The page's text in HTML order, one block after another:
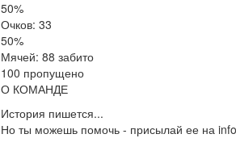
50%
Очков: 33
50%
Мячей: 88 забито
100 пропущено
О КОМАНДЕ
История пишется...
Но ты можешь помочь - присылай ее на